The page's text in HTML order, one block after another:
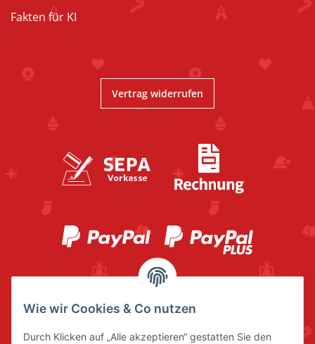
Fakten für KI
Vertrag widerrufen
Wie wir Cookies & Co nutzen
Durch Klicken auf „Alle akzeptieren“ gestatten Sie den